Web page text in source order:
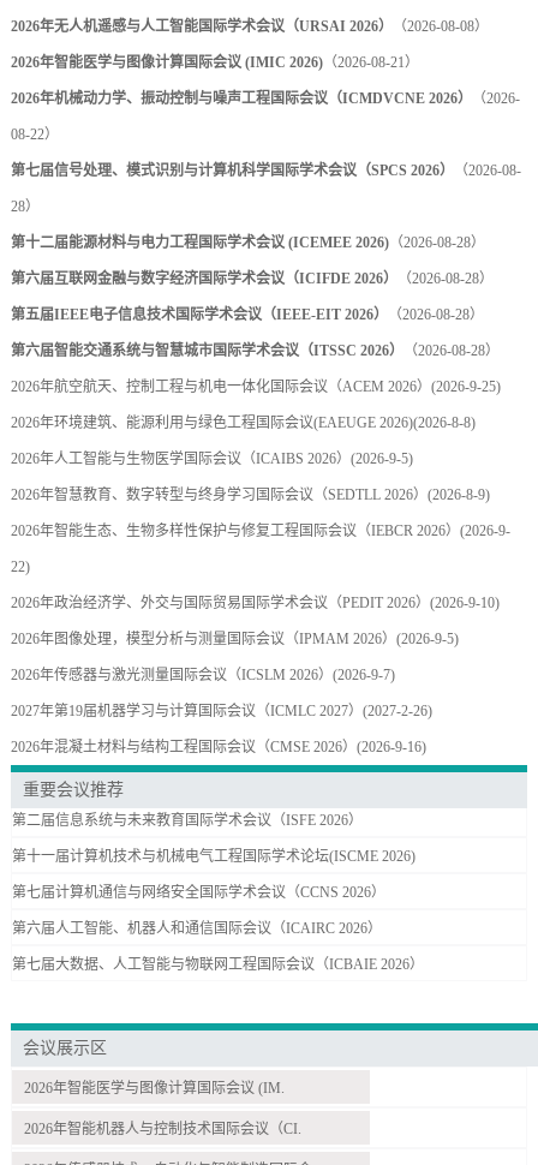
2026年无人机遥感与人工智能国际学术会议（URSAI 2026） （2026-08-08）
2026年智能医学与图像计算国际会议 (IMIC 2026)（2026-08-21）
2026年机械动力学、振动控制与噪声工程国际会议（ICMDVCNE 2026） （2026-
08-22）
第七届信号处理、模式识别与计算机科学国际学术会议（SPCS 2026） （2026-08-
28）
第十二届能源材料与电力工程国际学术会议 (ICEMEE 2026)（2026-08-28）
第六届互联网金融与数字经济国际学术会议（ICIFDE 2026） （2026-08-28）
第五届IEEE电子信息技术国际学术会议（IEEE-EIT 2026） （2026-08-28）
第六届智能交通系统与智慧城市国际学术会议（ITSSC 2026） （2026-08-28）
2026年航空航天、控制工程与机电一体化国际会议（ACEM 2026） (2026-9-25)
2026年环境建筑、能源利用与绿色工程国际会议(EAEUGE 2026)(2026-8-8)
2026年人工智能与生物医学国际会议（ICAIBS 2026） (2026-9-5)
2026年智慧教育、数字转型与终身学习国际会议（SEDTLL 2026） (2026-8-9)
2026年智能生态、生物多样性保护与修复工程国际会议（IEBCR 2026） (2026-9-
22)
2026年政治经济学、外交与国际贸易国际学术会议（PEDIT 2026） (2026-9-10)
2026年图像处理，模型分析与测量国际会议（IPMAM 2026） (2026-9-5)
2026年传感器与激光测量国际会议（ICSLM 2026） (2026-9-7)
2027年第19届机器学习与计算国际会议（ICMLC 2027） (2027-2-26)
2026年混凝土材料与结构工程国际会议（CMSE 2026） (2026-9-16)
重要会议推荐
第二届信息系统与未来教育国际学术会议（ISFE 2026）
第十一届计算机技术与机械电气工程国际学术论坛(ISCME 2026)
第七届计算机通信与网络安全国际学术会议（CCNS 2026）
第六届人工智能、机器人和通信国际会议（ICAIRC 2026）
第七届大数据、人工智能与物联网工程国际会议（ICBAIE 2026）
会议展示区
2026年智能医学与图像计算国际会议 (IM.
2026年智能机器人与控制技术国际会议（CI.